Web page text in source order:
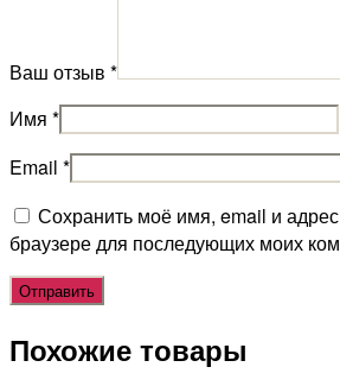
Ваш отзыв *
Имя *
Email *
Сохранить моё имя, email и
браузере для последующих моих
Похожие товары